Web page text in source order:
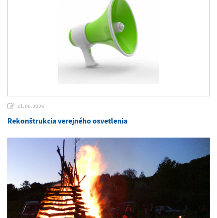
21.06.2026
Rekonštrukcia verejného osvetlenia